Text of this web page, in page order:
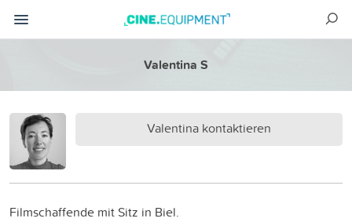
Valentina S
Valentina kontaktieren
Filmschaffende mit Sitz in Biel.